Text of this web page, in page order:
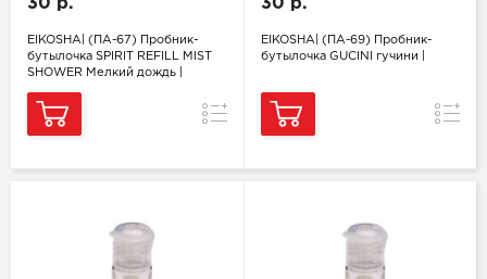
дождь
30 р.
EIKOSHA| (ПA-67) Пробник-
бутылочка SPIRIT REFILL MIST
SHOWER Мелкий дождь |
Сравнение
30 р.
EIKOSHA| (ПA-69) Пробник-
бутылочка GUCINI гучини |